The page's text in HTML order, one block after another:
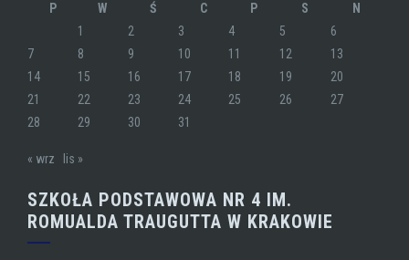
P
W Ś C P S
N
1
2 3 4 5
6
7
8 9 10 11 12
13
14
15 16 17 18 19
20
21
22 23 24 25 26
27
28
29 30 31
« wrz lis »
SZKOŁA PODSTAWOWA NR 4 IM.
ROMUALDA TRAUGUTTA W KRAKOWIE